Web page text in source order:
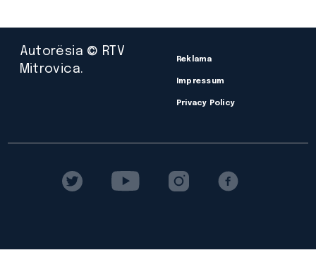
Autorësia © RTV
Mitrovica.
Reklama
Impressum
Privacy Policy